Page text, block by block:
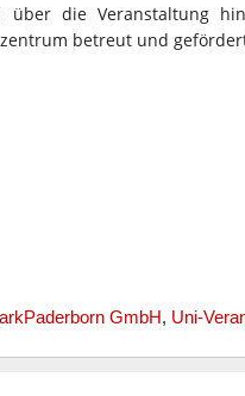
über die Veranstaltung
betreut und
GmbH, Uni-